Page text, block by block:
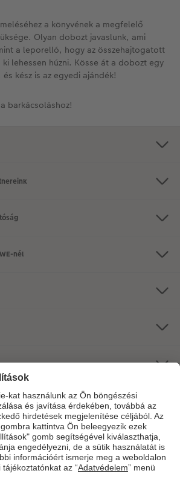
a könyvének a megfelelő
Olyan dobozt javaslunk, ami
a leporelló, hogy az összehajtogatott
lehessen húzni. Kösse át a dobozt egy
kész is az egyedi ajándék!
barkácsoláshoz!
nél